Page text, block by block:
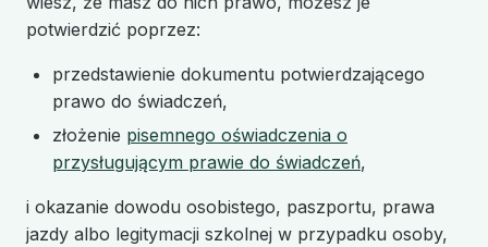
potwierdzić poprzez:
przedstawienie dokumentu potwierdzającego
prawo do świadczeń,
złożenie pisemnego oświadczenia o
przysługującym prawie do świadczeń,
i okazanie dowodu osobistego, paszportu, prawa
jazdy albo legitymacji szkolnej w przypadku osoby,